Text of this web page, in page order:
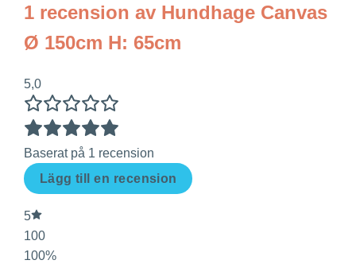
1 recension av Hundhage Canvas
Ø 150cm H: 65cm
5,0
Baserat på 1 recension
Lägg till en recension
5
100
100%